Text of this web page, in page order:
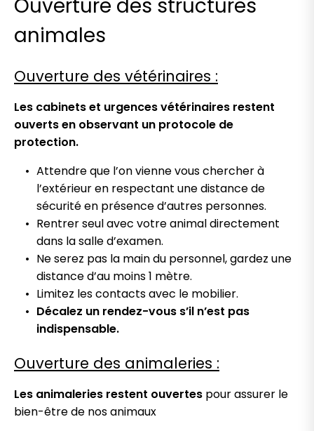
Ouverture des structures
animales
Ouverture des vétérinaires :
Les cabinets et urgences vétérinaires restent
ouverts en observant un protocole de
protection.
Attendre que l’on vienne vous chercher à
l’extérieur en respectant une distance de
sécurité en présence d’autres personnes.
Rentrer seul avec votre animal directement
dans la salle d’examen.
Ne serez pas la main du personnel, gardez une
distance d’au moins 1 mètre.
Limitez les contacts avec le mobilier.
Décalez un rendez-vous s’il n’est pas
indispensable.
Ouverture des animaleries :
Les animaleries restent ouvertes pour assurer le
bien-être de nos animaux